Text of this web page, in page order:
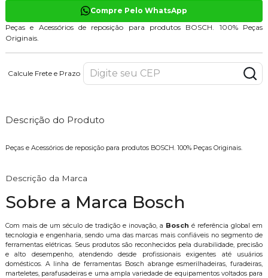
Compre Pelo WhatsApp
Peças e Acessórios de reposição para produtos BOSCH. 100% Peças
Originais.
Calcule Frete e Prazo
Descrição do Produto
Peças e Acessórios de reposição para produtos BOSCH. 100% Peças Originais.
Descrição da Marca
Sobre a Marca Bosch
Com mais de um século de tradição e inovação, a Bosch é referência global em
tecnologia e engenharia, sendo uma das marcas mais confiáveis no segmento de
ferramentas elétricas. Seus produtos são reconhecidos pela durabilidade, precisão
e alto desempenho, atendendo desde profissionais exigentes até usuários
domésticos. A linha de ferramentas Bosch abrange esmerilhadeiras, furadeiras,
marteletes, parafusadeiras e uma ampla variedade de equipamentos voltados para